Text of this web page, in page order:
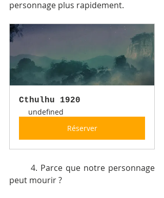
personnage plus rapidement.
Cthulhu 1920
undefined
Réserver
peut mourir ?